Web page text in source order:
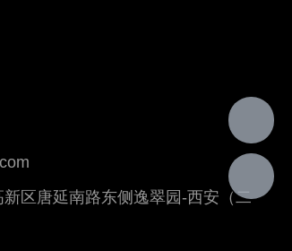
区唐延南路东侧逸翠园-西安（二